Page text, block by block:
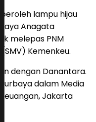
lampu hijau
Anagata
melepas PNM
Kemenkeu.
dengan Danantara.
dalam Media
Jakarta